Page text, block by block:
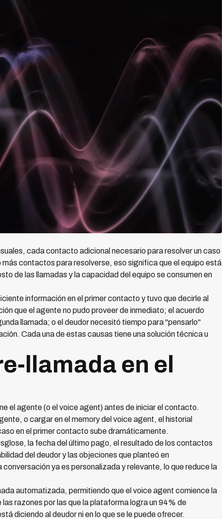
cada contacto adicional necesario para resolver un caso
contactos para resolverse, eso significa que el equipo está
de las llamadas y la capacidad del equipo se consumen en
información en el primer contacto y tuvo que decirle al
que el agente no pudo proveer de inmediato; el acuerdo
llamada; o el deudor necesitó tiempo para "pensarlo"
Cada una de estas causas tiene una solución técnica u
llamada en el
el agente (o el voice agent) antes de iniciar el contacto.
o cargar en el memory del voice agent, el historial
en el primer contacto sube dramáticamente.
la fecha del último pago, el resultado de los contactos
del deudor y las objeciones que planteó en
ya es personalizada y relevante, lo que reduce la
automatizada, permitiendo que el voice agent comience la
razones por las que la plataforma logra un 94% de
diciendo al deudor ni en lo que se le puede ofrecer.